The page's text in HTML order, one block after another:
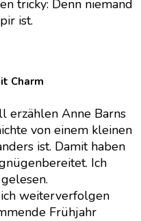
tricky: Denn niemand
ist.
Charm
erzählen Anne Barns
von einem kleinen
ist. Damit haben
Ich
weiterverfolgen
Frühjahr